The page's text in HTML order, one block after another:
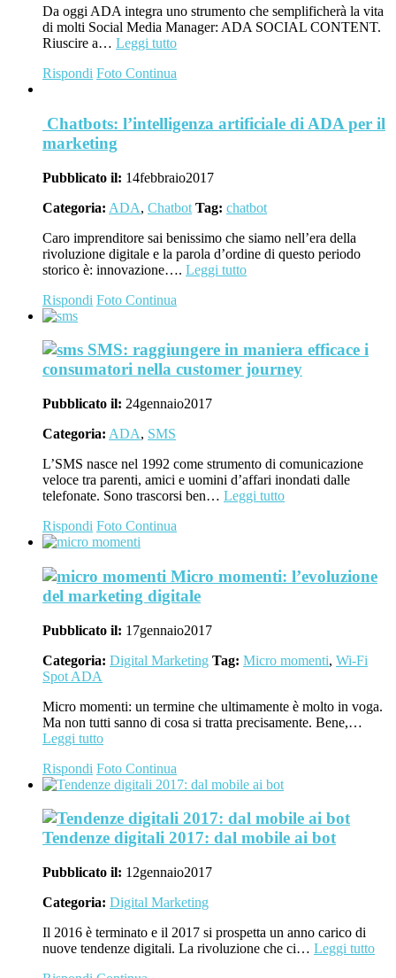
Da oggi ADA integra uno strumento che semplificherà la vita
di molti Social Media Manager: ADA SOCIAL CONTENT.
Riuscire a… Leggi tutto
Rispondi Foto Continua
Chatbots: l’intelligenza artificiale di ADA per il
marketing
Pubblicato il: 14febbraio2017
Categoria: ADA, Chatbot Tag: chatbot
Caro imprenditore sai benissimo che siamo nell’era della
rivoluzione digitale e la parola d’ordine di questo periodo
storico è: innovazione…. Leggi tutto
Rispondi Foto Continua
SMS: raggiungere in maniera efficace i
consumatori nella customer journey
Pubblicato il: 24gennaio2017
Categoria: ADA, SMS
L’SMS nasce nel 1992 come strumento di comunicazione
veloce tra parenti, amici e uomini d’affari inondati dalle
telefonate. Sono trascorsi ben… Leggi tutto
Rispondi Foto Continua
Micro momenti: l’evoluzione
del marketing digitale
Pubblicato il: 17gennaio2017
Categoria: Digital Marketing Tag: Micro momenti, Wi-Fi
Spot ADA
Micro momenti: un termine che ultimamente è molto in voga.
Ma non tutti sanno di cosa si tratta precisamente. Bene,…
Leggi tutto
Rispondi Foto Continua
Tendenze digitali 2017: dal mobile ai bot
Pubblicato il: 12gennaio2017
Categoria: Digital Marketing
Il 2016 è terminato e il 2017 si prospetta un anno carico di
nuove tendenze digitali. La rivoluzione che ci… Leggi tutto